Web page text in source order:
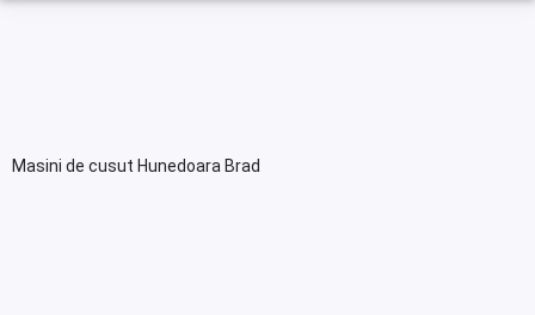
Masini de cusut Hunedoara Brad